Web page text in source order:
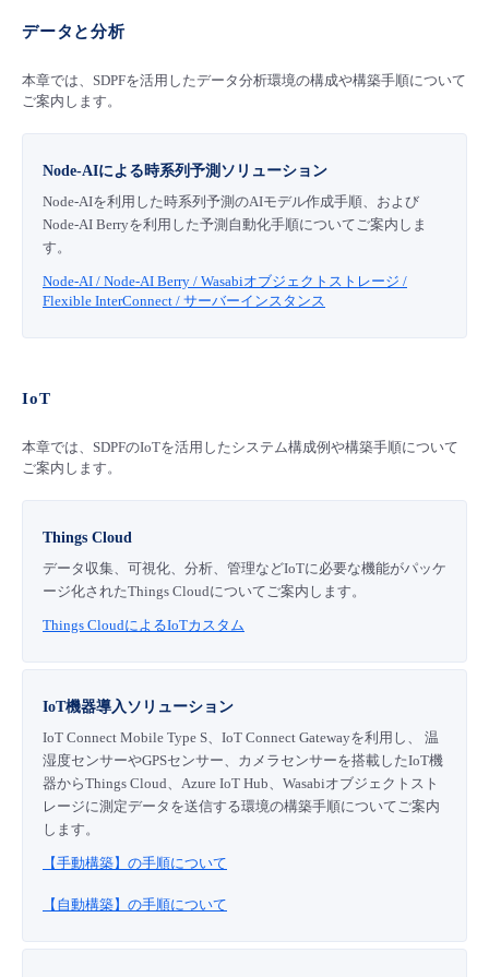
データと分析
本章では、SDPFを活用したデータ分析環境の構成や構築手順について
ご案内します。
Node-AIによる時系列予測ソリューション
Node-AIを利用した時系列予測のAIモデル作成手順、および
Node-AI Berryを利用した予測自動化手順についてご案内しま
す。
Node-AI / Node-AI Berry / Wasabiオブジェクトストレージ /
Flexible InterConnect / サーバーインスタンス
IoT
本章では、SDPFのIoTを活用したシステム構成例や構築手順について
ご案内します。
Things Cloud
データ収集、可視化、分析、管理などIoTに必要な機能がパッケ
ージ化されたThings Cloudについてご案内します。
Things CloudによるIoTカスタム
IoT機器導入ソリューション
IoT Connect Mobile Type S、IoT Connect Gatewayを利用し、 温
湿度センサーやGPSセンサー、カメラセンサーを搭載したIoT機
器からThings Cloud、Azure IoT Hub、Wasabiオブジェクトスト
レージに測定データを送信する環境の構築手順についてご案内
します。
【手動構築】の手順について
【自動構築】の手順について